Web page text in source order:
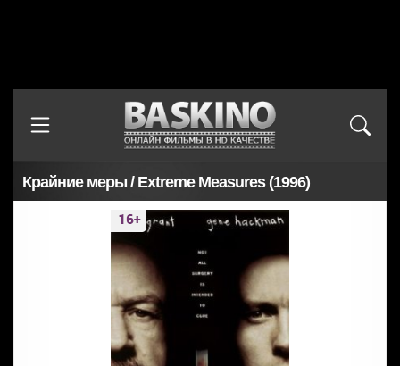
Крайние меры / Extreme Measures (1996)